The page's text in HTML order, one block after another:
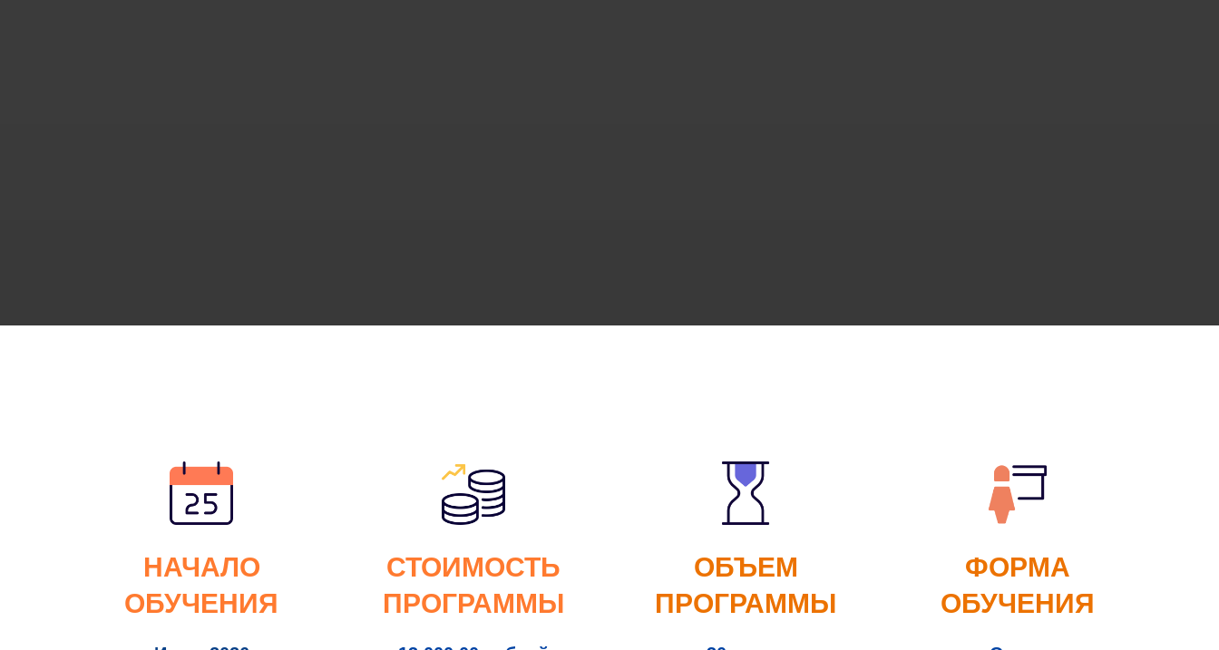
НАЧАЛО
ОБУЧЕНИЯ
СТОИМОСТЬ
ПРОГРАММЫ
ОБЪЕМ
ПРОГРАММЫ
ФОРМА
ОБУЧЕНИЯ